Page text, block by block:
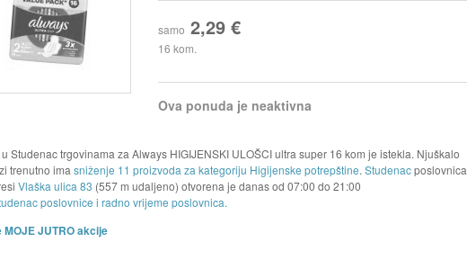
samo 2,29 €
16 kom.
Ova ponuda je neaktivna
Studenac trgovinama za Always HIGIJENSKI ULOŠCI ultra super 16 kom je istekla. Njuškalo
trenutno ima sniženje 11 proizvoda za kategoriju Higijenske potrepštine. Studenacposlovnica
Vlaška ulica 83 (557 m udaljeno) otvorena je danas od 07:00 do 21:00
poslovnice i radno vrijeme poslovnica.
MOJE JUTRO akcije